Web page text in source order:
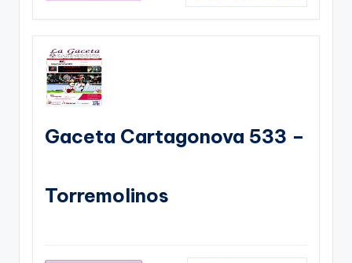
Gaceta Cartagonova 533 –
Torremolinos